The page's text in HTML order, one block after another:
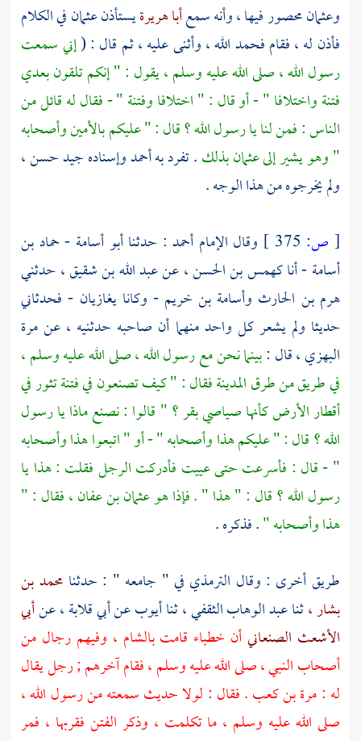
وعثمانمحصور فيها ، وأنه سمعأبا هريرةيستأذنعثمانفي الكلام
فأذن له ، فقام فحمد الله ، وأثنى عليه ، ثم قال : (إني سمعت
رسول الله ، صلى الله عليه وسلم ، يقول : " إنكم تلقون بعدي
فتنة واختلافا " - أو قال : " اختلافا وفتنة " - فقال له قائل من
الناس : فمن لنا يا رسول الله ؟ قال : " عليكم بالأمين وأصحابه
" وهو يشير إلىعثمانبذلك. تفرد بهأحمدوإسناده جيد حسن ،
ولم يخرجوه من هذا الوجه .
[ ص: وقال الإمام أحمد : حدثناأبو أسامة - حماد بن
أسامة- أناكهمس بن الحسن ،عنعبد الله بن شقيق ، حدثني
هرم بن الحارث وأسامة بن خريم- وكانا يغازيان - فحدثاني
حديثا ولم يشعر كل واحد منهما أن صاحبه حدثنيه ، عن مرة
البهزي ،قال :بينما نحن مع رسول الله ، صلى الله عليه وسلم ،
في طريق من طرقالمدينةفقال : " كيف تصنعون في فتنة تثور في
أقطار الأرض كأنها صياصي بقر ؟ " قالوا : نصنع ماذا يا رسول
الله ؟ قال : " عليكم هذا وأصحابه " - أو " اتبعوا هذا وأصحابه
" - قال : فأسرعت حتى عييت فأدركت الرجل فقلت : هذا يا
رسول الله ؟ قال : " هذا " . فإذا هوعثمان بن عفان ،فقال : "
هذا وأصحابه ". فذكره .
طريق أخرى : وقال الترمذي في " جامعه " : حدثنا محمد بن
بشار ،ثناعبد الوهاب الثقفي ،ثناأيوبعنأبي قلابة ،عنأبي
الأشعث الصنعانيأن خطباء قامتبالشام ، وفيهم رجال من
أصحاب النبي ، صلى الله عليه وسلم ، فقام آخرهم ; رجل يقال
له :مرة بن كعب. فقال : لولا حديث سمعته من رسول الله ،
صلى الله عليه وسلم ، ما تكلمت ، وذكر الفتن فقربها ، فمر